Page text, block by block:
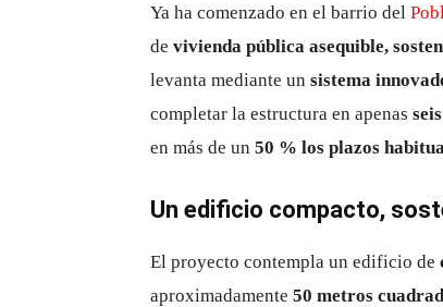
Ya ha comenzado en el barrio del
de vivienda pública asequible,
levanta mediante un sistema
completar la estructura en apenas
en más de un 50 % los plazos
Un edificio compacto,
El proyecto contempla un edificio de
aproximadamente 50 metros